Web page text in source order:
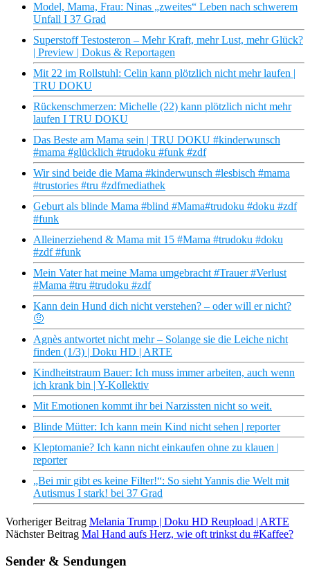
Model, Mama, Frau: Ninas „zweites“ Leben nach schwerem
Unfall I 37 Grad
Superstoff Testosteron – Mehr Kraft, mehr Lust, mehr Glück?
| Preview | Dokus & Reportagen
Mit 22 im Rollstuhl: Celin kann plötzlich nicht mehr laufen |
TRU DOKU
Rückenschmerzen: Michelle (22) kann plötzlich nicht mehr
laufen I TRU DOKU
Das Beste am Mama sein | TRU DOKU #kinderwunsch
#mama #glücklich #trudoku #funk #zdf
Wir sind beide die Mama #kinderwunsch #lesbisch #mama
#trustories #tru #zdfmediathek
Geburt als blinde Mama #blind #Mama#trudoku #doku #zdf
#funk
Alleinerziehend & Mama mit 15 #Mama #trudoku #doku
#zdf #funk
Mein Vater hat meine Mama umgebracht #Trauer #Verlust
#Mama #tru #trudoku #zdf
Kann dein Hund dich nicht verstehen? – oder will er nicht?
🤨
Agnès antwortet nicht mehr – Solange sie die Leiche nicht
finden (1/3) | Doku HD | ARTE
Kindheitstraum Bauer: Ich muss immer arbeiten, auch wenn
ich krank bin | Y-Kollektiv
Mit Emotionen kommt ihr bei Narzissten nicht so weit.
Blinde Mütter: Ich kann mein Kind nicht sehen | reporter
Kleptomanie? Ich kann nicht einkaufen ohne zu klauen |
reporter
„Bei mir gibt es keine Filter!“: So sieht Yannis die Welt mit
Autismus I stark! bei 37 Grad
Vorheriger Beitrag Melania Trump | Doku HD Reupload | ARTE
Nächster Beitrag Mal Hand aufs Herz, wie oft trinkst du #Kaffee?
Sender & Sendungen